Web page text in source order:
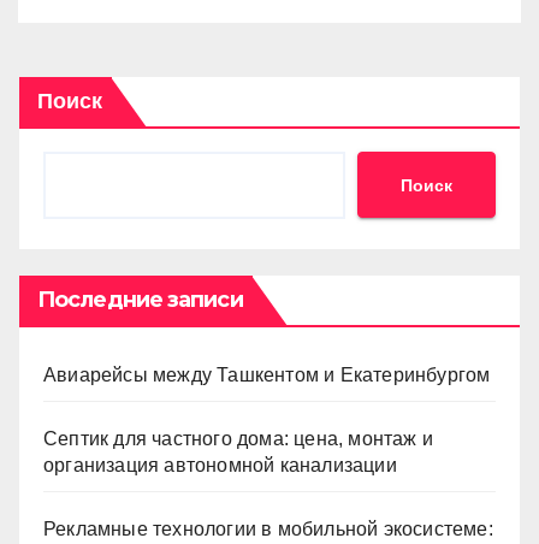
Поиск
Поиск
Последние записи
Авиарейсы между Ташкентом и Екатеринбургом
Септик для частного дома: цена, монтаж и
организация автономной канализации
Рекламные технологии в мобильной экосистеме: